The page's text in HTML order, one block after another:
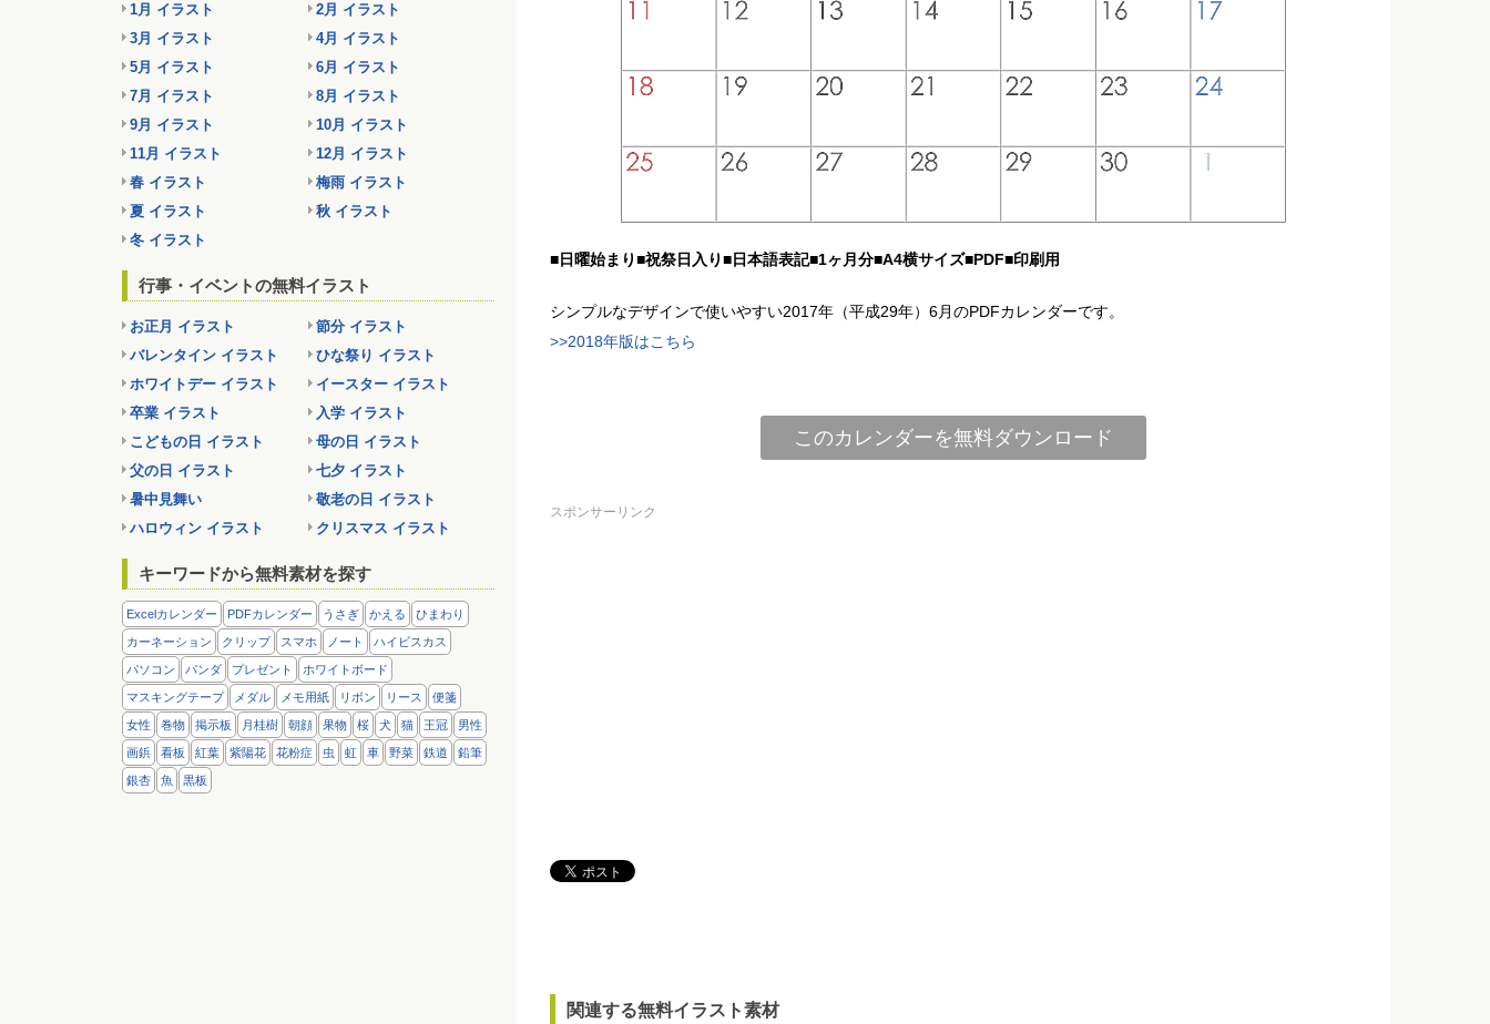
■日曜始まり■祝祭日入り■日本語表記■1ヶ月分■A4横サイズ■PDF■印刷用
シンプルなデザインで使いやすい2017年（平成29年）6月のPDFカレンダーです。
>>2018年版はこちら
このカレンダーを無料ダウンロード
スポンサーリンク
関連する無料イラスト素材
1月 イラスト
2月 イラスト
3月 イラスト
4月 イラスト
5月 イラスト
6月 イラスト
7月 イラスト
8月 イラスト
9月 イラスト
10月 イラスト
11月 イラスト
12月 イラスト
春 イラスト
梅雨 イラスト
夏 イラスト
秋 イラスト
冬 イラスト
行事・イベントの無料イラスト
お正月 イラスト
節分 イラスト
バレンタイン イラスト
ひな祭り イラスト
ホワイトデー イラスト
イースター イラスト
卒業 イラスト
入学 イラスト
こどもの日 イラスト
母の日 イラスト
父の日 イラスト
七夕 イラスト
暑中見舞い
敬老の日 イラスト
ハロウィン イラスト
クリスマス イラスト
キーワードから無料素材を探す
Excelカレンダー PDFカレンダー うさぎ かえる ひまわり
カーネーション クリップ スマホ ノート ハイビスカス
パソコン パンダ プレゼント ホワイトボード
マスキングテープ メダル メモ用紙 リボン リース 便箋
女性 巻物 掲示板 月桂樹 朝顔 果物 桜 犬 猫 王冠 男性
画鋲 看板 紅葉 紫陽花 花粉症 虫 虹 車 野菜 鉄道 鉛筆
銀杏 魚 黒板